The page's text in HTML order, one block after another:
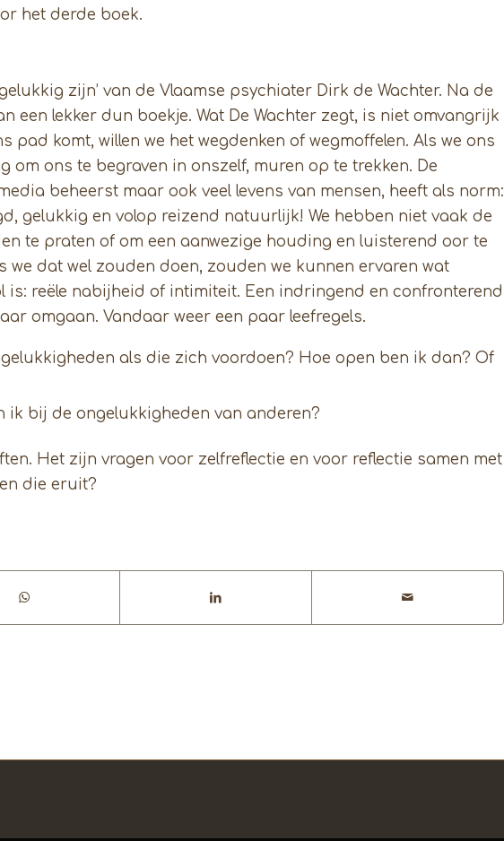
het derde boek.
zijn’ van de Vlaamse psychiater Dirk de Wachter. Na de
een lekker dun boekje. Wat De Wachter zegt, is niet omvangrijk
pad komt, willen we het wegdenken of wegmoffelen. Als we ons
om ons te begraven in onszelf, muren op te trekken. De
beheerst maar ook veel levens van mensen, heeft als norm:
gelukkig en volop reizend natuurlijk! We hebben niet vaak de
te praten of om een aanwezige houding en luisterend oor te
we dat wel zouden doen, zouden we kunnen ervaren wat
is: reële nabijheid of intimiteit. Een indringend en confronterend
omgaan. Vandaar weer een paar leefregels.
als die zich voordoen? Hoe open ben ik dan? Of
ik bij de ongelukkigheden van anderen?
Het zijn vragen voor zelfreflectie en voor reflectie samen met
die eruit?